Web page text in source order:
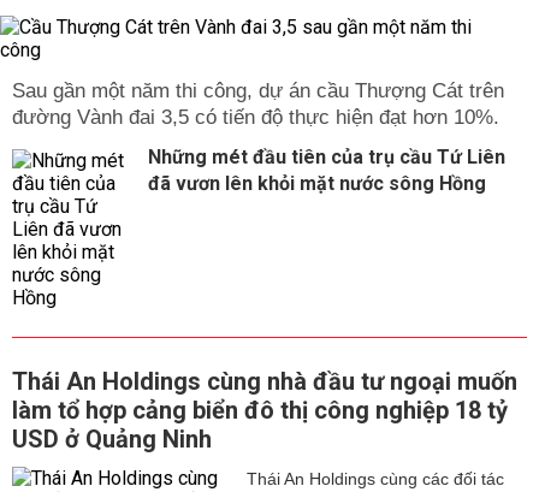
Sau gần một năm thi công, dự án cầu Thượng Cát trên
đường Vành đai 3,5 có tiến độ thực hiện đạt hơn 10%.
Những mét đầu tiên của trụ cầu Tứ Liên
đã vươn lên khỏi mặt nước sông Hồng
Thái An Holdings cùng nhà đầu tư ngoại muốn
làm tổ hợp cảng biển đô thị công nghiệp 18 tỷ
USD ở Quảng Ninh
Thái An Holdings cùng các đối tác